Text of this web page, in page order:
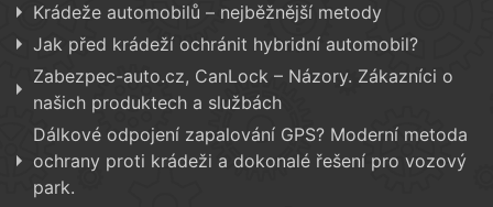
Krádeže automobilů – nejběžnější metody
Jak před krádeží ochránit hybridní automobil?
Zabezpec-auto.cz, CanLock – Názory. Zákazníci o
našich produktech a službách
Dálkové odpojení zapalování GPS? Moderní metoda
ochrany proti krádeži a dokonalé řešení pro vozový
park.